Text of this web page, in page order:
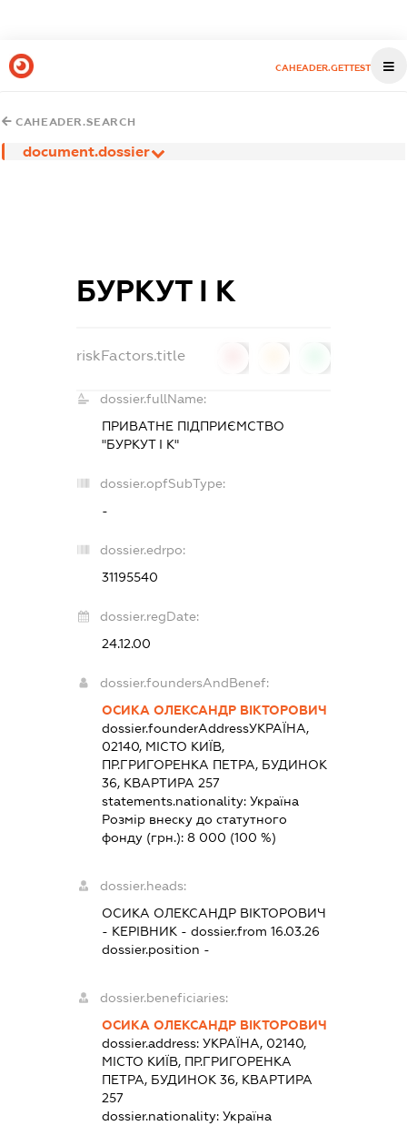
CAHEADER.GETTEST
CAHEADER.SEARCH
document.dossier
БУРКУТ І К
riskFactors.title
dossier.fullName:
ПРИВАТНЕ ПІДПРИЄМСТВО
"БУРКУТ І К"
dossier.opfSubType:
-
dossier.edrpo:
31195540
dossier.regDate:
24.12.00
dossier.foundersAndBenef:
ОСИКА ОЛЕКСАНДР ВІКТОРОВИЧ
dossier.founderAddressУКРАЇНА,
02140, МІСТО КИЇВ,
ПР.ГРИГОРЕНКА ПЕТРА, БУДИНОК
36, КВАРТИРА 257
statements.nationality:Україна
Розмір внеску до статутного
фонду (грн.):8 000 (100 %)
dossier.heads:
ОСИКА ОЛЕКСАНДР ВІКТОРОВИЧ
- КЕРІВНИК - dossier.from 16.03.26
dossier.position -
dossier.beneficiaries:
ОСИКА ОЛЕКСАНДР ВІКТОРОВИЧ
dossier.address:УКРАЇНА, 02140,
МІСТО КИЇВ, ПР.ГРИГОРЕНКА
ПЕТРА, БУДИНОК 36, КВАРТИРА
257
dossier.nationality:Україна